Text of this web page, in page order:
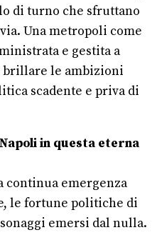
di turno che sfruttano
Una metropoli come
e gestita a
brillare le ambizioni
scadente e priva di
in questa eterna
continua emergenza
le fortune politiche di
emersi dal nulla.